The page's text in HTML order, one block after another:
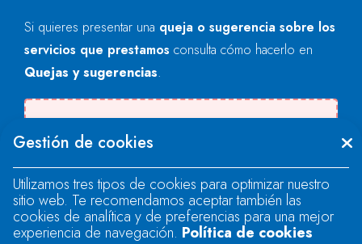
Si quieres presentar una queja o sugerencia sobre los
servicios que prestamos consulta cómo hacerlo en
Quejas y sugerencias.
"text".
Se produjo un error al cargar el campo
"text".
Gestión de cookies
Utilizamos tres tipos de cookies para optimizar nuestro
sitio web. Te recomendamos aceptar también las
cookies de analítica y de preferencias para una mejor
experiencia de navegación. Política de cookies